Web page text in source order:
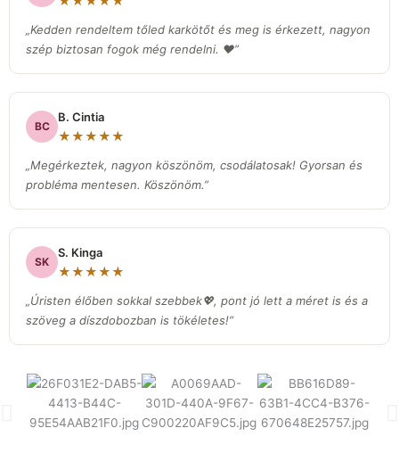
„Kedden rendeltem tőled karkötőt és meg is érkezett, nagyon
szép biztosan fogok még rendelni. ❤️”
BC
B. Cintia
★★★★★
„Megérkeztek, nagyon köszönöm, csodálatosak! Gyorsan és
probléma mentesen. Köszönöm.”
SK
S. Kinga
★★★★★
„Úristen élőben sokkal szebbek💖, pont jó lett a méret is és a
szöveg a díszdobozban is tökéletes!”